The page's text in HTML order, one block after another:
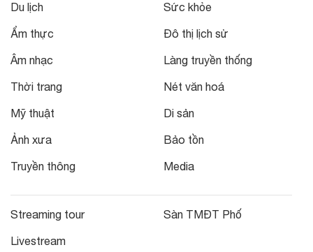
Du lịch
Ẩm thực
Âm nhạc
Thời trang
Mỹ thuật
Ảnh xưa
Truyền thông
Sức khỏe
Đô thị lịch sử
Làng truyền thống
Nét văn hoá
Di sản
Bảo tồn
Media
Streaming tour
Livestream
Sàn TMĐT Phố